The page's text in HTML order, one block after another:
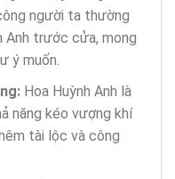
người ta thường
Anh trước cửa, mong
ý muốn.
Hoa Huỳnh Anh là
năng kéo vượng khí
tài lộc và công